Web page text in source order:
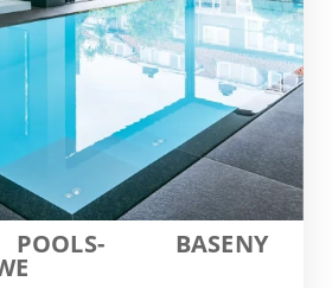
BASENY